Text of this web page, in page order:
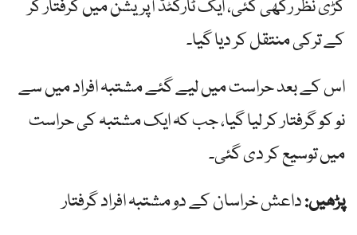
کڑی نظر رکھی گئی، ایک ٹارگٹڈ آپریشن میں گرفتار کر
کے ترکی منتقل کر دیا گیا۔
اس کے بعد حراست میں لیے گئے مشتبہ افراد میں سے
نو کو گرفتار کر لیا گیا، جب کہ ایک مشتبہ کی حراست
میں توسیع کر دی گئی۔
پڑھیں:داعش خراسان کے دو مشتبہ افراد گرفتار